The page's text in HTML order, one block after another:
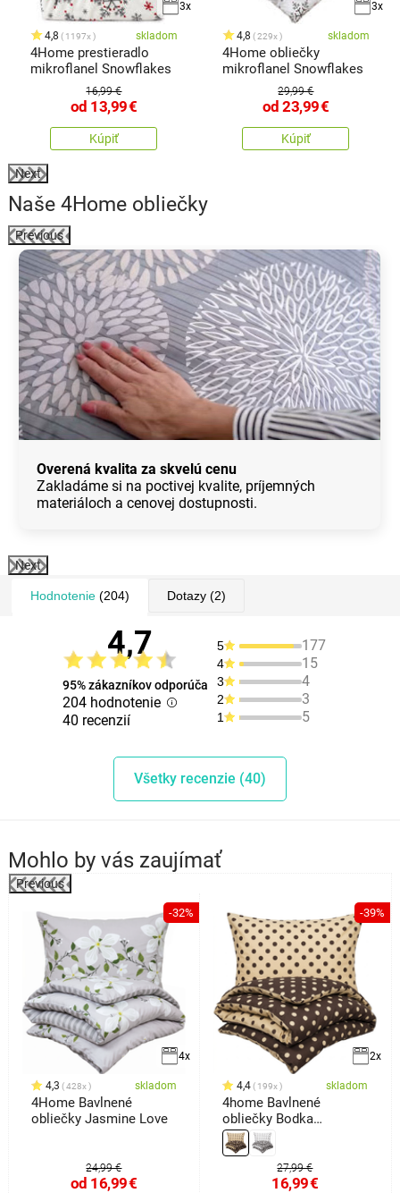
3x
4,8 1197x skladom
4Home prestieradlo
mikroflanel Snowflakes
16,99 €
od 13,99€
Kúpiť
3x
4,8 229x skladom
4Home obliečky
mikroflanel Snowflakes
29,99 €
od 23,99€
Kúpiť
Next
Naše 4Home obliečky
Previous
Overená kvalita za skvelú cenu
Zakladáme si na poctivej kvalite, príjemných
materiáloch a cenovej dostupnosti.
Next
Hodnotenie(204) Dotazy(2)
4,7
95% zákazníkov odporúča
204 hodnotenie
40 recenzií
5 177
4 15
3 4
2 3
1 5
Všetky recenzie (40)
Mohlo by vás zaujímať
Previous
-32%
4x
4,3 428x skladom
4Home Bavlnené
obliečky Jasmine Love
24,99 €
od 16,99€
-39%
2x
4,4 199x skladom
4home Bavlnené
obliečky Bodka
Čokoláda, 140 x 220 cm,
70 x 90 cm
27,99 €
16,99€